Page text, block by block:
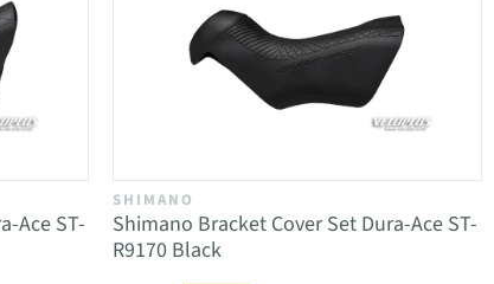
Ace ST-
SHIMANO
Shimano Bracket Cover Set Dura-Ace ST-
R9170 Black